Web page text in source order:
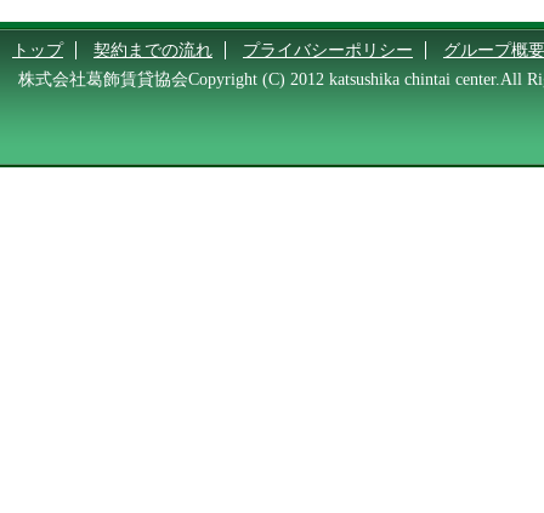
トップ 契約までの流れ プライバシーポリシー
グループ概要
株式会社葛飾賃貸協会Copyright (C) 2012 katsushika chintai center.All